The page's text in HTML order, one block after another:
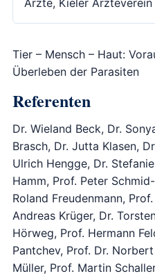
Ärzte, Kieler Ärzteverein
Tier – Mensch – Haut:
Überleben der Parasiten
Referenten
Dr. Wieland Beck, Dr.
Brasch, Dr. Jutta Klasen,
Ulrich Hengge, Dr.
Hamm, Prof. Peter
Roland Freudenmann,
Andreas Krüger, Dr.
Hörweg, Prof. Hermann
Pantchev, Prof. Dr.
Müller, Prof. Martin